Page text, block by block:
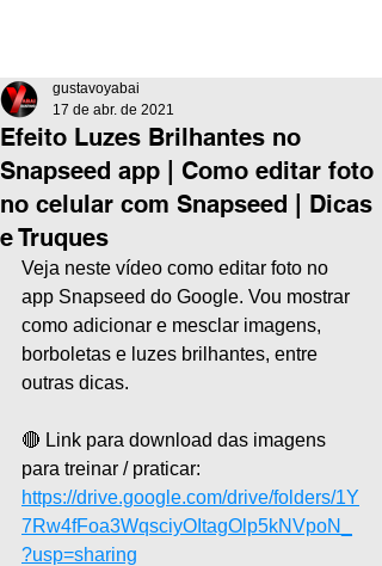
Efeito Luzes Brilhantes no
Snapseed app | Como editar foto
no celular com Snapseed | Dicas
e Truques
gustavoyabai
17 de abr. de 2021
Veja neste vídeo como editar foto no
app Snapseed do Google. Vou mostrar
como adicionar e mesclar imagens,
borboletas e luzes brilhantes, entre
outras dicas.
🔴 Link para download das imagens
para treinar / praticar:
https://drive.google.com/drive/folders/1Y
7Rw4fFoa3WqsciyOItagOlp5kNVpoN_
?usp=sharing